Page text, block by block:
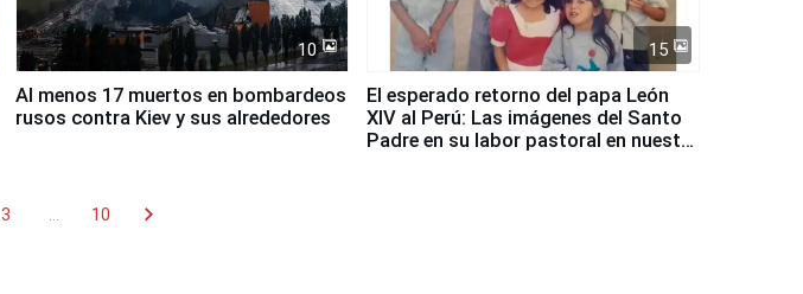
10
Al menos 17 muertos en bombardeos
rusos contra Kiev y sus alrededores
15
El esperado retorno del papa León
XIV al Perú: Las imágenes del Santo
Padre en su labor pastoral en nuestro
3 10 chevron_right